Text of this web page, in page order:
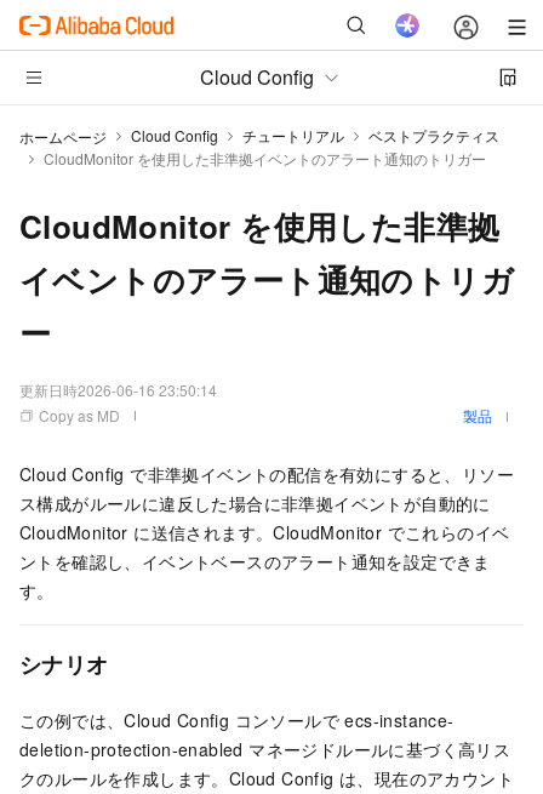
Cloud Config
ホームページ Cloud Config チュートリアル
ベストプラクティス
CloudMonitor を使用した非準拠イベントのアラート通知のトリガー
CloudMonitor を使用した非準拠
イベントのアラート通知のトリガ
ー
更新日時2026-06-16 23:50:14
Copy as MD
製品
Cloud Config で非準拠イベントの配信を有効にすると、リソー
ス構成がルールに違反した場合に非準拠イベントが自動的に
CloudMonitor に送信されます。CloudMonitor でこれらのイベ
ントを確認し、イベントベースのアラート通知を設定できま
す。
シナリオ
この例では、Cloud Config コンソールで ecs-instance-
deletion-protection-enabled マネージドルールに基づく高リス
クのルールを作成します。Cloud Config は、現在のアカウント